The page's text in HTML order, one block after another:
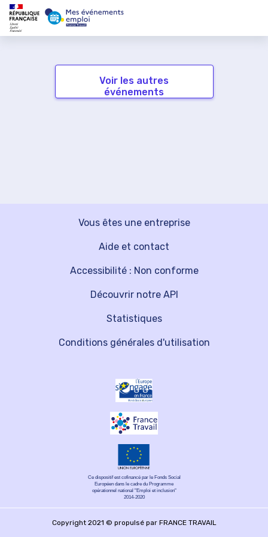
Voir les autres
événements
Vous êtes une entreprise
Découvrir notre API
Aide et contact
Statistiques
Accessibilité : Non conforme
Conditions générales d'utilisation
Ce dispositif est cofinancé par le Fonds Social
Européen dans le cadre du Programme
opérationnel national "Emploi et inclusion"
2014-2020
Copyright 2021 © propulsé par FRANCE TRAVAIL